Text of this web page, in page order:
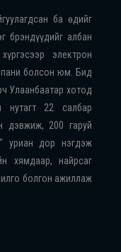
ба өдийг
брэндүүдийг албан
электрон
болсон юм. Бид
Улаанбаатар хотод
нутагт 22 салбар
дэвжиж, 200 гаруй
уриан дор нэгдэж
хямдаар, найрсаг
болгон ажиллаж